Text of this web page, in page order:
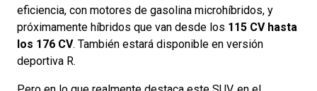
eficiencia, con motores de gasolina microhíbridos, y
próximamente híbridos que van desde los 115 CV hasta
los 176 CV. También estará disponible en versión
deportiva R.